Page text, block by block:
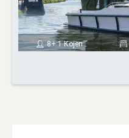
8+ 1 Kojen